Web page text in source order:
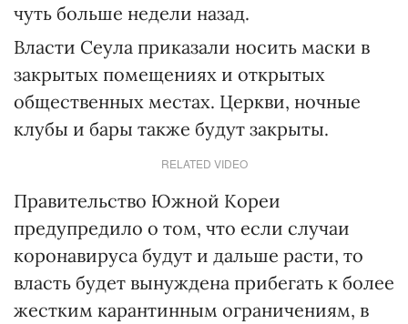
чуть больше недели назад.
Власти Сеула приказали носить маски в
закрытых помещениях и открытых
общественных местах. Церкви, ночные
клубы и бары также будут закрыты.
RELATED VIDEO
Правительство Южной Кореи
предупредило о том, что если случаи
коронавируса будут и дальше расти, то
власть будет вынуждена прибегать к более
жестким карантинным ограничениям, в